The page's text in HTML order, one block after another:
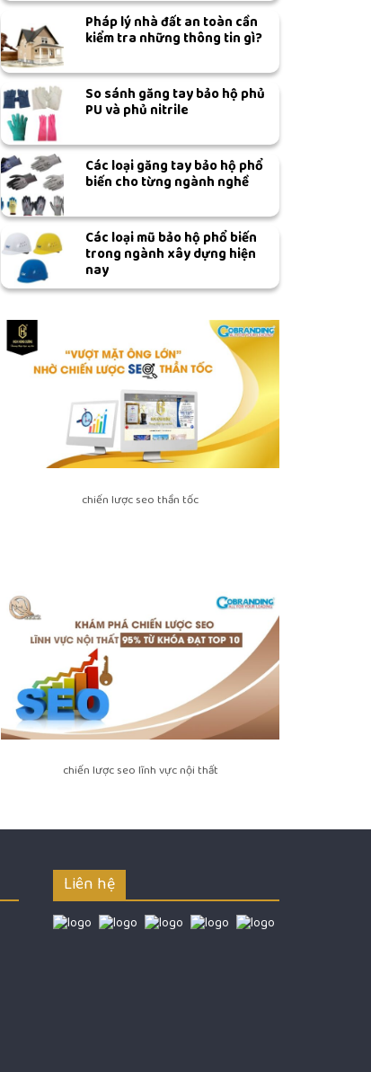
Pháp lý nhà đất an toàn cần
kiểm tra những thông tin gì?
So sánh găng tay bảo hộ phủ
PU và phủ nitrile
Các loại găng tay bảo hộ phổ
biến cho từng ngành nghề
Các loại mũ bảo hộ phổ biến
trong ngành xây dựng hiện
nay
chiến lược seo thần tốc
chiến lược seo lĩnh vực nội thất
Liên hệ